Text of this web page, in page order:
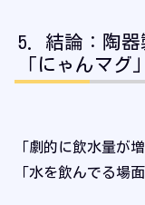
結論：陶
「にゃんマグ
「劇的に飲水量が
「水を飲んでる場